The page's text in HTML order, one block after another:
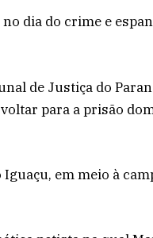
dia do crime e
de Justiça do
para a prisão
em meio à